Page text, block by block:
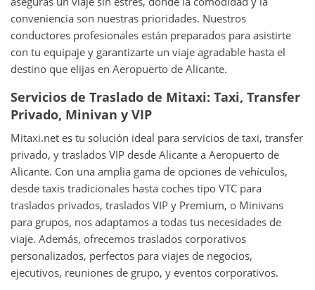
conveniencia son nuestras prioridades. Nuestros
conductores profesionales están preparados para asistirte
con tu equipaje y garantizarte un viaje agradable hasta el
destino que elijas en Aeropuerto de Alicante.
Servicios de Traslado de Mitaxi: Taxi, Transfer
Privado, Minivan y VIP
Mitaxi.net es tu solución ideal para servicios de taxi, transfer
privado, y traslados VIP desde Alicante a Aeropuerto de
Alicante. Con una amplia gama de opciones de vehículos,
desde taxis tradicionales hasta coches tipo VTC para
traslados privados, traslados VIP y Premium, o Minivans
para grupos, nos adaptamos a todas tus necesidades de
viaje. Además, ofrecemos traslados corporativos
personalizados, perfectos para viajes de negocios,
ejecutivos, reuniones de grupo, y eventos corporativos.